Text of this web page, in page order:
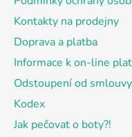
Kontakty na prodejny
Doprava a platba
Informace k on-line
Odstoupení od
Kodex
Jak pečovat o boty?!